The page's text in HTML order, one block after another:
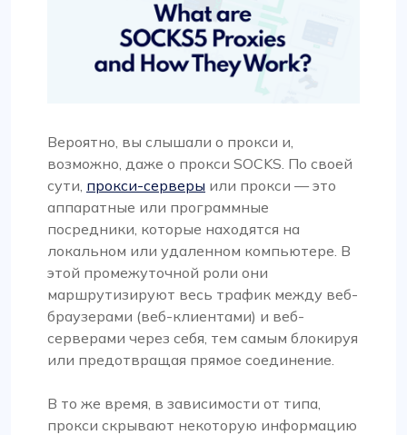
Вероятно, вы слышали о прокси и,
возможно, даже о прокси SOCKS. По своей
сути, прокси-серверы или прокси — это
аппаратные или программные
посредники, которые находятся на
локальном или удаленном компьютере. В
этой промежуточной роли они
маршрутизируют весь трафик между веб-
браузерами (веб-клиентами) и веб-
серверами через себя, тем самым блокируя
или предотвращая прямое соединение.
В то же время, в зависимости от типа,
прокси скрывают некоторую информацию